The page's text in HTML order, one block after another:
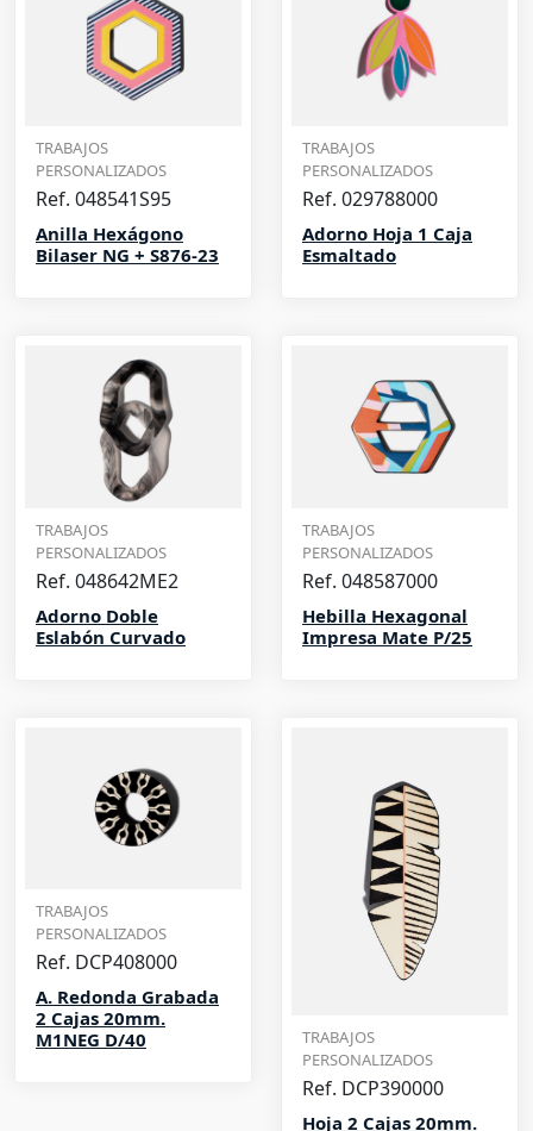
TRABAJOS
PERSONALIZADOS
Ref. 048541S95
Anilla Hexágono
Bilaser NG + S876-23
TRABAJOS
PERSONALIZADOS
Ref. 029788000
Adorno Hoja 1 Caja
Esmaltado
TRABAJOS
PERSONALIZADOS
Ref. 048642ME2
Adorno Doble
Eslabón Curvado
TRABAJOS
PERSONALIZADOS
Ref. 048587000
Hebilla Hexagonal
Impresa Mate P/25
TRABAJOS
PERSONALIZADOS
Ref. DCP408000
A. Redonda Grabada
2 Cajas 20mm.
M1NEG D/40
TRABAJOS
PERSONALIZADOS
Ref. DCP390000
Hoja 2 Cajas 20mm.